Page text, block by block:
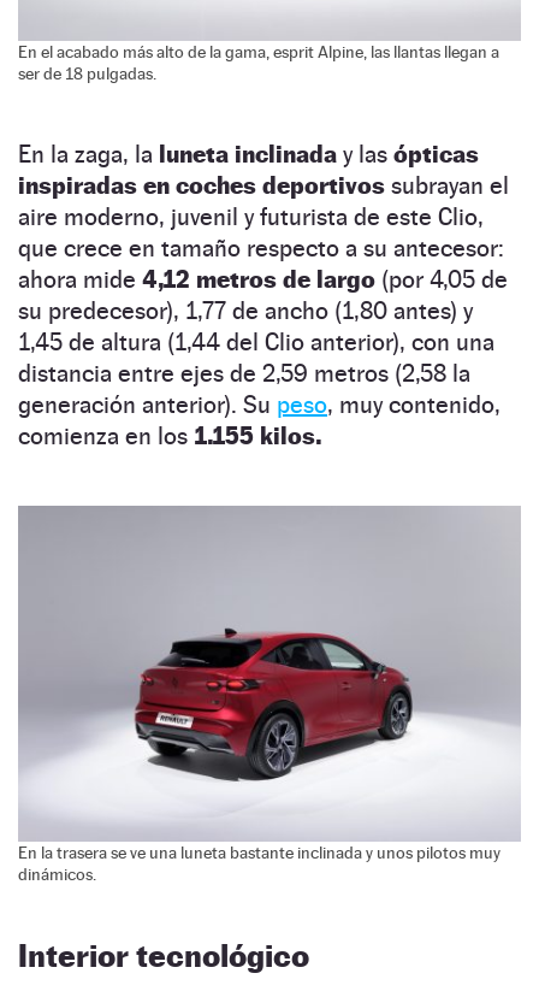
En el acabado más alto de la gama, esprit Alpine, las llantas llegan a
ser de 18 pulgadas.
En la zaga, la luneta inclinada y las ópticas
inspiradas en coches deportivos subrayan el
aire moderno, juvenil y futurista de este Clio,
que crece en tamaño respecto a su antecesor:
ahora mide 4,12 metros de largo (por 4,05 de
su predecesor), 1,77 de ancho (1,80 antes) y
1,45 de altura (1,44 del Clio anterior), con una
distancia entre ejes de 2,59 metros (2,58 la
generación anterior). Su peso, muy contenido,
comienza en los 1.155 kilos.
En la trasera se ve una luneta bastante inclinada y unos pilotos muy
dinámicos.
Interior tecnológico